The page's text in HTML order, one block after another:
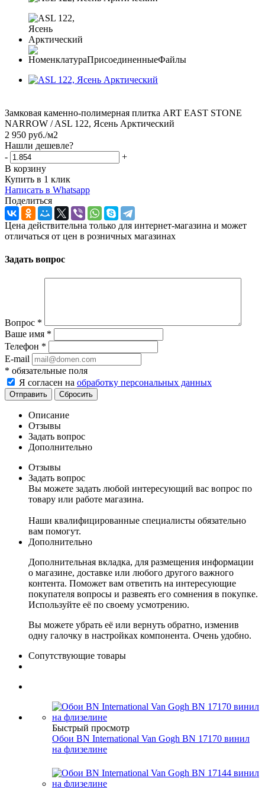
Замковая каменно-полимерная плитка ART EAST STONE
NARROW / ASL 122, Ясень Арктический
2 950 руб./м2
Нашли дешевле?
-
+
В корзину
Купить в 1 клик
Написать в Whatsapp
Поделиться
Цена действительна только для интернет-магазина и может
отличаться от цен в розничных магазинах
Задать вопрос
Вопрос *
Ваше имя *
Телефон *
E-mail
* обязательные поля
Я согласен на обработку персональных данных
Сбросить
Описание
Отзывы
Задать вопрос
Дополнительно
Отзывы
Задать вопрос
Вы можете задать любой интересующий вас вопрос по
товару или работе магазина.
Наши квалифицированные специалисты обязательно
вам помогут.
Дополнительно
Дополнительная вкладка, для размещения информации
о магазине, доставке или любого другого важного
контента. Поможет вам ответить на интересующие
покупателя вопросы и развеять его сомнения в покупке.
Используйте её по своему усмотрению.
Вы можете убрать её или вернуть обратно, изменив
одну галочку в настройках компонента. Очень удобно.
Сопутствующие товары
Быстрый просмотр
Обои BN International Van Gogh BN 17170 винил
на флизелине